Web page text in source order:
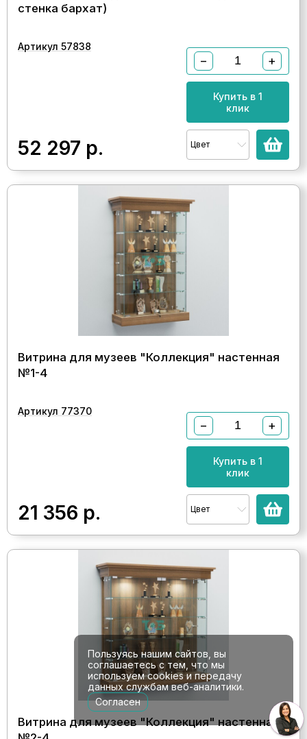
стенка бархат)
Артикул 57838
52 297 р.
− +
Купить в 1
клик
Цвет
Витрина для музеев "Коллекция" настенная
№1-4
Артикул 77370
21 356 р.
− +
Купить в 1
клик
Цвет
Витрина для музеев "Коллекция" настенная
Пользуясь нашим сайтов, вы
соглашаетесь с тем, что мы
используем cookies и передачу
данных службам веб-аналитики.
Согласен